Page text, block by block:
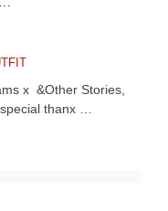
x &Other Stories,
thanx …